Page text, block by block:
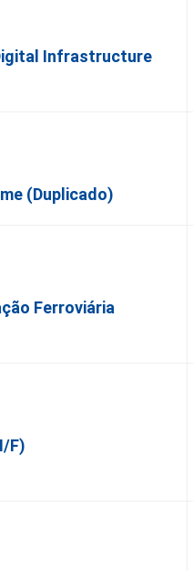
Infrastructure
(Duplicado)
Ferroviária
f)